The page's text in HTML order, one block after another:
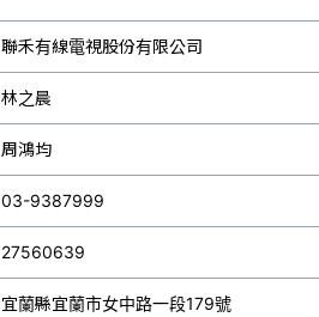
聯禾有線電視股份有限公司
林之晨
周鴻均
03-9387999
27560639
宜蘭縣宜蘭市女中路一段179號